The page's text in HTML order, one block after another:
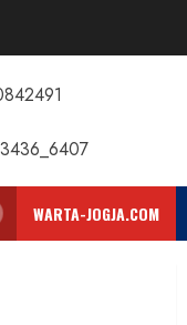
WARTA-JOGJA.COM